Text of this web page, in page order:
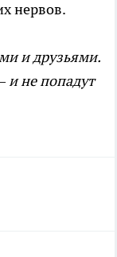
нервов.
и друзьями.
и не попадут